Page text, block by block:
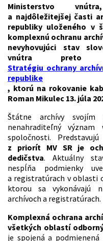
Ministerstvo
a najdôležitejšej časti
republiky uloženého v
komplexnú ochranu
nevyhovujúci stav
vnútra preto
Stratégiu ochrany
republike
, ktorú na rokovanie
Roman Mikulec 13. júla
Štátne archívy
nenahraditeľný
spoločnosti.
z priorít MV SR je
dedičstva. Aktuálny
nespĺňa podmienky
a registratúrach v oblasti
ktorou sa vykonávajú
archívoch a registratúrach.
Komplexná ochrana
všetkých oblastí
je spojená a